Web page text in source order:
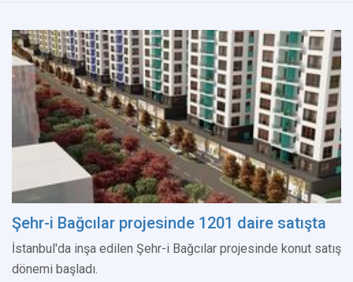
Şehr-i Bağcılar projesinde 1201 daire satışta
İstanbul'da inşa edilen Şehr-i Bağcılar projesinde konut satış
dönemi başladı.